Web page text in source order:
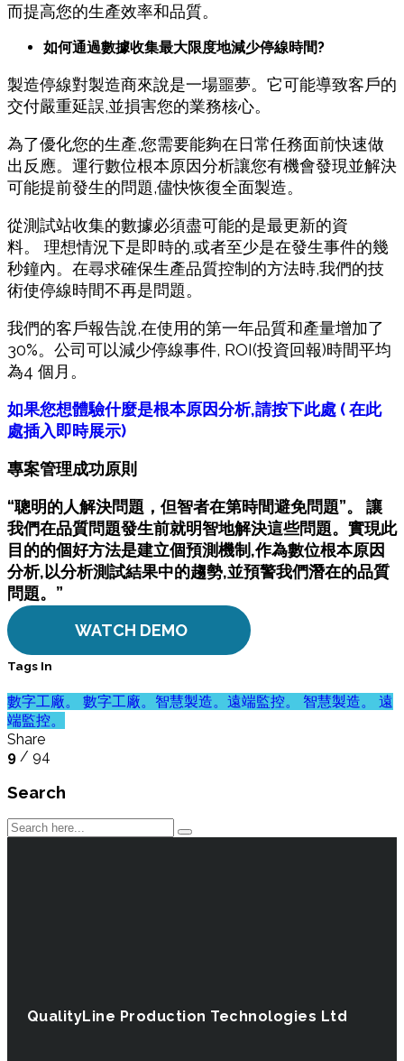
而提高您的生產效率和品質。
如何通過數據收集最大限度地減少停線時間?
製造停線對製造商來說是一場噩夢。它可能導致客戶的
交付嚴重延誤,並損害您的業務核心。
為了優化您的生產,您需要能夠在日常任務面前快速做
出反應。運行數位根本原因分析讓您有機會發現並解決
可能提前發生的問題,儘快恢復全面製造。
從測試站收集的數據必須盡可能的是最更新的資
料。 理想情況下是即時的,或者至少是在發生事件的幾
秒鐘內。在尋求確保生產品質控制的方法時,我們的技
術使停線時間不再是問題。
我們的客戶報告說,在使用的第一年品質和產量增加了
30%。公司可以減少停線事件, ROI(投資回報)時間平均
為4 個月。
如果您想體驗什麼是根本原因分析,請按下此處 ( 在此
處插入即時展示)
專案管理成功原則
“聰明的人解決問題，但智者在第時間避免問題”。 讓
我們在品質問題發生前就明智地解決這些問題。實現此
目的的個好方法是建立個預測機制,作為數位根本原因
分析,以分析測試結果中的趨勢,並預警我們潛在的品質
問題。”
WATCH DEMO
Tags In
數字工廠。 數字工廠。智慧製造。遠端監控。 智慧製造。 遠
端監控。
Share
9 / 94
Search
QualityLine Production Technologies Ltd